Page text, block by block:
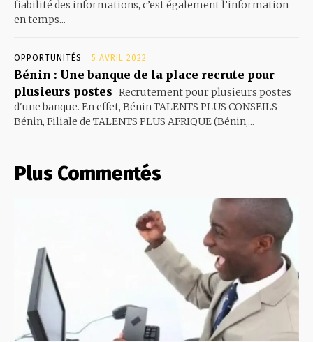
fiabilité des informations, c’est également l’information
en temps...
OPPORTUNITÉS 5 AVRIL 2022
Bénin : Une banque de la place recrute pour
plusieurs postes Recrutement pour plusieurs postes
d'une banque. En effet, Bénin TALENTS PLUS CONSEILS
Bénin, Filiale de TALENTS PLUS AFRIQUE (Bénin,...
Plus Commentés